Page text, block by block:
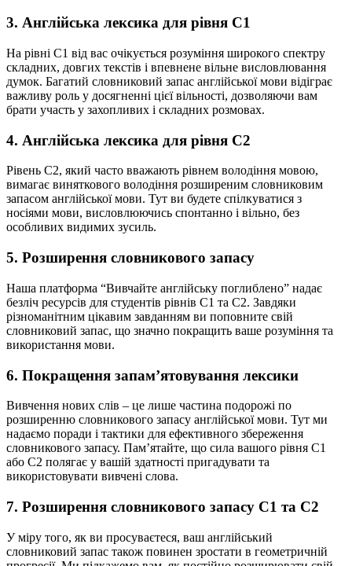
3. Англійська лексика для рівня С1
На рівні C1 від вас очікується розуміння широкого спектру
складних, довгих текстів і впевнене вільне висловлювання
думок. Багатий словниковий запас англійської мови відіграє
важливу роль у досягненні цієї вільності, дозволяючи вам
брати участь у захопливих і складних розмовах.
4. Англійська лексика для рівня С2
Рівень С2, який часто вважають рівнем володіння мовою,
вимагає виняткового володіння розширеним словниковим
запасом англійської мови. Тут ви будете спілкуватися з
носіями мови, висловлюючись спонтанно і вільно, без
особливих видимих зусиль.
5. Розширення словникового запасу
Наша платформа “Вивчайте англійську поглиблено” надає
безліч ресурсів для студентів рівнів C1 та C2. Завдяки
різноманітним цікавим завданням ви поповните свій
словниковий запас, що значно покращить ваше розуміння та
використання мови.
6. Покращення запам’ятовування лексики
Вивчення нових слів – це лише частина подорожі по
розширенню словникового запасу англійської мови. Тут ми
надаємо поради і тактики для ефективного збереження
словникового запасу. Пам’ятайте, що сила вашого рівня C1
або C2 полягає у вашій здатності пригадувати та
використовувати вивчені слова.
7. Розширення словникового запасу C1 та C2
У міру того, як ви просуваєтеся, ваш англійський
словниковий запас також повинен зростати в геометричній